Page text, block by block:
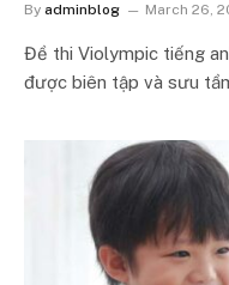
By adminblog March 26,
Đề thi Violympic tiếng
được biên tập và sưu